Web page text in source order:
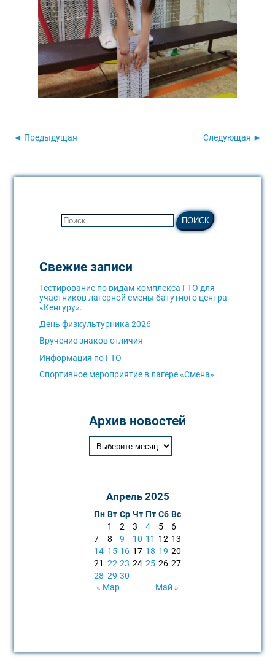
◄ Предыдущая Следующая ►
Свежие записи
Тестирование по видам комплекса ГТО для
участников лагерной смены батутного центра
«Кенгуру».
День физкультурника 2026
Вручение знаков отличия
Информация по ГТО
Спортивное мероприятие в лагере «Смена»
Архив новостей
Апрель 2025
Пн Вт Ср Чт Пт Сб Вс
1
2 3 4 5
6
7
8 9 10 11 12 13
14 15 16 17 18 19 20
21 22 23 24 25 26 27
28 29 30
« Мар
Май »